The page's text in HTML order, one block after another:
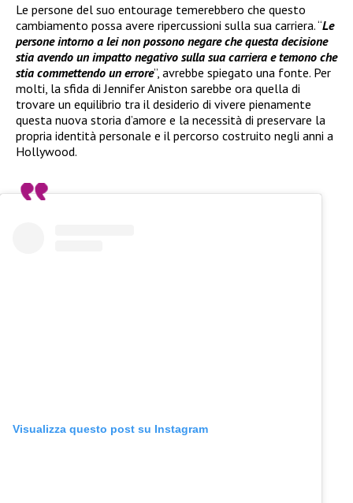
Le persone del suo entourage temerebbero che questo
cambiamento possa avere ripercussioni sulla sua carriera. “Le
persone intorno a lei non possono negare che questa decisione
stia avendo un impatto negativo sulla sua carriera e temono che
stia commettendo un errore”, avrebbe spiegato una fonte. Per
molti, la sfida di Jennifer Aniston sarebbe ora quella di
trovare un equilibrio tra il desiderio di vivere pienamente
questa nuova storia d’amore e la necessità di preservare la
propria identità personale e il percorso costruito negli anni a
Hollywood.
Visualizza questo post su Instagram